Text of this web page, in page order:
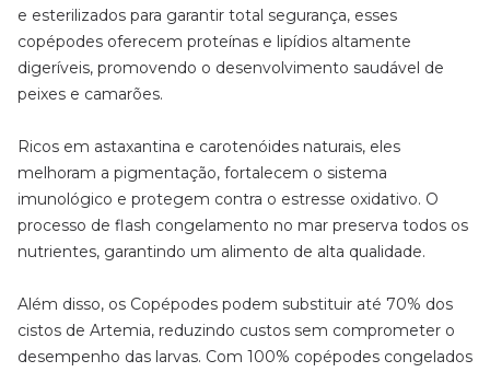
e esterilizados para garantir total segurança, esses
copépodes oferecem proteínas e lipídios altamente
digeríveis, promovendo o desenvolvimento saudável de
peixes e camarões.
Ricos em astaxantina e carotenóides naturais, eles
melhoram a pigmentação, fortalecem o sistema
imunológico e protegem contra o estresse oxidativo. O
processo de flash congelamento no mar preserva todos os
nutrientes, garantindo um alimento de alta qualidade.
Além disso, os Copépodes podem substituir até 70% dos
cistos de Artemia, reduzindo custos sem comprometer o
desempenho das larvas. Com 100% copépodes congelados